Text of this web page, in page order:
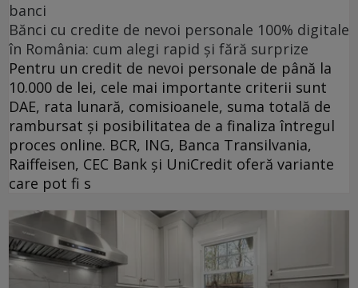
banci
Bănci cu credite de nevoi personale 100% digitale
în România: cum alegi rapid și fără surprize
Pentru un credit de nevoi personale de până la
10.000 de lei, cele mai importante criterii sunt
DAE, rata lunară, comisioanele, suma totală de
rambursat și posibilitatea de a finaliza întregul
proces online. BCR, ING, Banca Transilvania,
Raiffeisen, CEC Bank și UniCredit oferă variante
care pot fi s